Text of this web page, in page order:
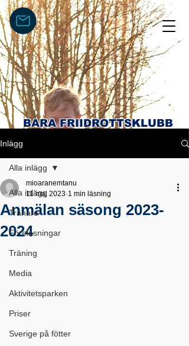
BARA FRIIDROTTSKLUBB
Inlägg
Alla inlägg
Tränare
Föreläsningar
Träning
Media
Aktivitetsparken
Priser
Sverige på fötter
Alla inlägg
Anmälan säsong 2023-
2024
mioaranemtanu
11 maj 2023 1 min läsning